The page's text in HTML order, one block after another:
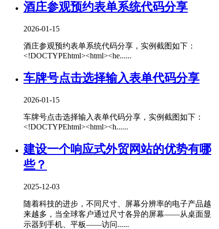
酒庄参观预约表单系统代码分享
2026-01-15
酒庄参观预约表单系统代码分享，实例截图如下：
<!DOCTYPEhtml><html><he......
车牌号点击选择输入表单代码分享
2026-01-15
车牌号点击选择输入表单代码分享，实例截图如下：
<!DOCTYPEhtml><html><h......
建设一个响应式外贸网站的优势有哪
些？
2025-12-03
随着科技的进步，不同尺寸、屏幕分辨率的电子产品越
来越多，当全球客户通过尺寸各异的屏幕——从桌面显
示器到手机、平板——访问......